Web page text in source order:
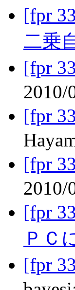
[fpr
二乗
[fpr
2010/
[fpr
[fpr
2010/
[fpr
ＰＣ
[fpr